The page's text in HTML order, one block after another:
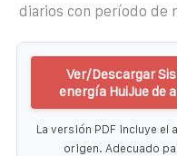
diarios con período de
Ver/Descargar
energía HuiJue de
La versión PDF incluye
origen. Adecuado